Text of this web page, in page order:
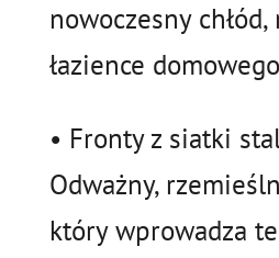
nowoczesny chłód,
łazience
• Fronty z siatki
Odważny,
który wprowadza